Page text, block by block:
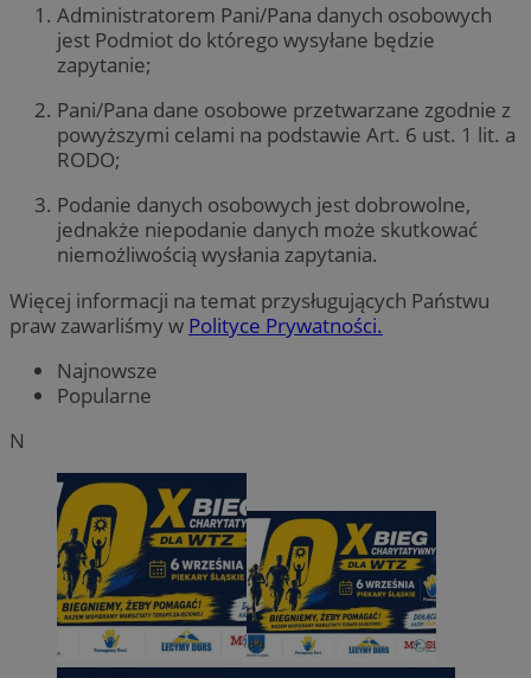
Administratorem Pani/Pana danych osobowych
jest Podmiot do którego wysyłane będzie
zapytanie;
Pani/Pana dane osobowe przetwarzane zgodnie z
powyższymi celami na podstawie Art. 6 ust. 1 lit. a
RODO;
Podanie danych osobowych jest dobrowolne,
jednakże niepodanie danych może skutkować
niemożliwością wysłania zapytania.
Więcej informacji na temat przysługujących Państwu
praw zawarliśmy w Polityce Prywatności.
Najnowsze
Popularne
N